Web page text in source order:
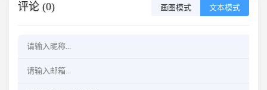
评论 (0) 画图模式 文本模式